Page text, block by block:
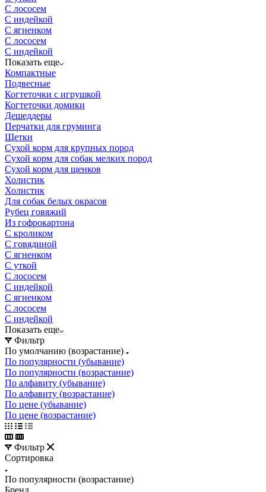
C лососем
C индейкой
С ягненком
С лососем
С индейкой
Показать еще
Компактные
Подвесные
Когтеточки с игрушкой
Когтеточки домики
Дешеддеры
Перчатки для груминга
Щетки
Сухой корм для крупных пород
Сухой корм для собак мелких пород
Сухой корм для щенков
Холистик
Холистик
Для собак белых окрасов
Рубец говяжий
Из гофрокартона
C кроликом
C говядиной
C ягненком
C уткой
C лососем
C индейкой
С ягненком
С лососем
С индейкой
Показать еще
Фильтр
По умолчанию (возрастание)
По популярности (убывание)
По популярности (возрастание)
По алфавиту (убывание)
По алфавиту (возрастание)
По цене (убывание)
По цене (возрастание)
Фильтр
Сортировка
По популярности (возрастание)
Бренд